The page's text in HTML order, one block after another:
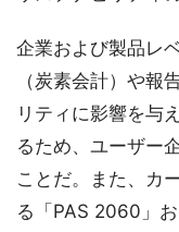
企業および製品レ
（炭素会計）や報
リティに影響を与
るため、ユーザー
ことだ。また、カ
る「PAS 2060」